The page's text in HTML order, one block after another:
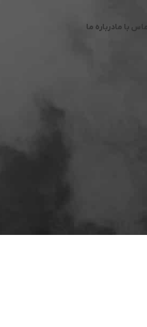
تماس با مادرباره ما